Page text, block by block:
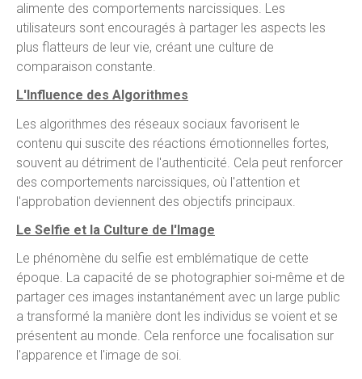
alimente des comportements narcissiques. Les
utilisateurs sont encouragés à partager les aspects les
plus flatteurs de leur vie, créant une culture de
comparaison constante.
L'Influence des Algorithmes
Les algorithmes des réseaux sociaux favorisent le
contenu qui suscite des réactions émotionnelles fortes,
souvent au détriment de l'authenticité. Cela peut renforcer
des comportements narcissiques, où l'attention et
l'approbation deviennent des objectifs principaux.
Le Selfie et la Culture de l'Image
Le phénomène du selfie est emblématique de cette
époque. La capacité de se photographier soi-même et de
partager ces images instantanément avec un large public
a transformé la manière dont les individus se voient et se
présentent au monde. Cela renforce une focalisation sur
l'apparence et l'image de soi.